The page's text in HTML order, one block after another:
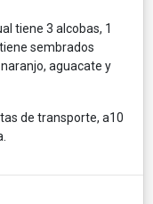
tiene 3 alcobas, 1
sembrados
aguacate y
de transporte, a10